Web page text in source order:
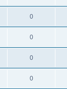
0
0
0
0